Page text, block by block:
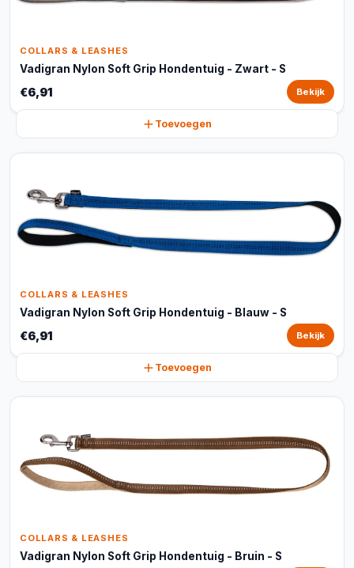
COLLARS & LEASHES
Vadigran Nylon Soft Grip Hondentuig - Zwart - S
€6,91 Bekijk
Toevoegen
COLLARS & LEASHES
Vadigran Nylon Soft Grip Hondentuig - Blauw - S
€6,91 Bekijk
Toevoegen
COLLARS & LEASHES
Vadigran Nylon Soft Grip Hondentuig - Bruin - S